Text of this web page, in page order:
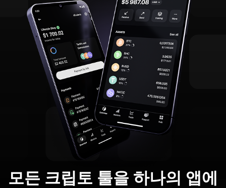
모든 크립토 툴을 하나의 앱에